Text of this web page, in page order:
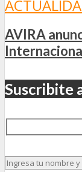
AVIRA
Suscribite